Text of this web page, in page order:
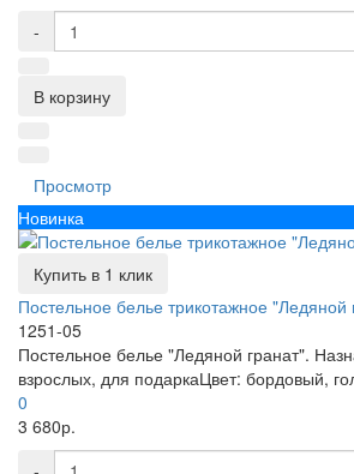
-
В корзину
Просмотр
Новинка
Купить в 1 клик
Постельное белье трикотажное "Ледяной
1251-05
Постельное белье "Ледяной гранат".
взрослых, для подаркаЦвет: бордовый,
0
3 680р.